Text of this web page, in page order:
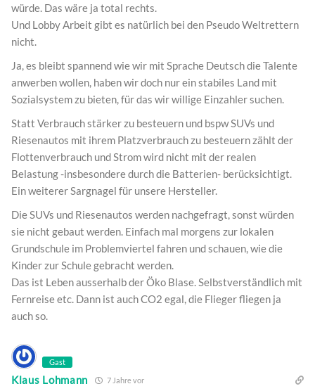
würde. Das wäre ja total rechts.
Und Lobby Arbeit gibt es natürlich bei den Pseudo Weltrettern
nicht.
Ja, es bleibt spannend wie wir mit Sprache Deutsch die Talente
anwerben wollen, haben wir doch nur ein stabiles Land mit
Sozialsystem zu bieten, für das wir willige Einzahler suchen.
Statt Verbrauch stärker zu besteuern und bspw SUVs und
Riesenautos mit ihrem Platzverbrauch zu besteuern zählt der
Flottenverbrauch und Strom wird nicht mit der realen
Belastung -insbesondere durch die Batterien- berücksichtigt.
Ein weiterer Sargnagel für unsere Hersteller.
Die SUVs und Riesenautos werden nachgefragt, sonst würden
sie nicht gebaut werden. Einfach mal morgens zur lokalen
Grundschule im Problemviertel fahren und schauen, wie die
Kinder zur Schule gebracht werden.
Das ist Leben ausserhalb der Öko Blase. Selbstverständlich mit
Fernreise etc. Dann ist auch CO2 egal, die Flieger fliegen ja
auch so.
Gast
Klaus Lohmann 7 Jahre vor